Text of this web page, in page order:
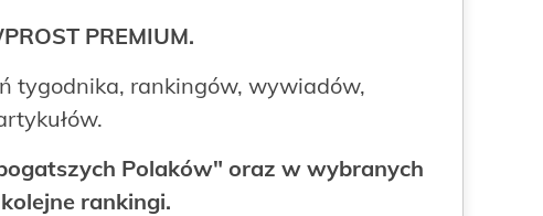
PREMIUM.
tygodnika, rankingów, wywiadów,
Polaków" oraz w wybranych
rankingi.